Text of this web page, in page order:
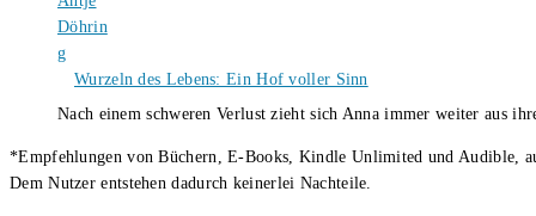
Wurzeln des Lebens: Ein Hof voller Sinn
Nach einem schweren Verlust zieht sich Anna immer weiter aus
*Empfehlungen von Büchern, E-Books, Kindle Unlimited und Audible,
Dem Nutzer entstehen dadurch keinerlei Nachteile.